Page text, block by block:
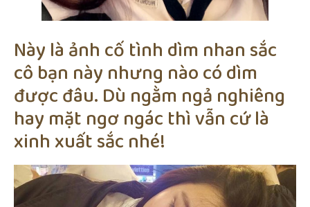
Này là ảnh cố tình dìm nhan sắc
cô bạn này nhưng nào có dìm
được đâu. Dù ngằm ngả nghiêng
hay mặt ngơ ngác thì vẫn cứ là
xinh xuất sắc nhé!